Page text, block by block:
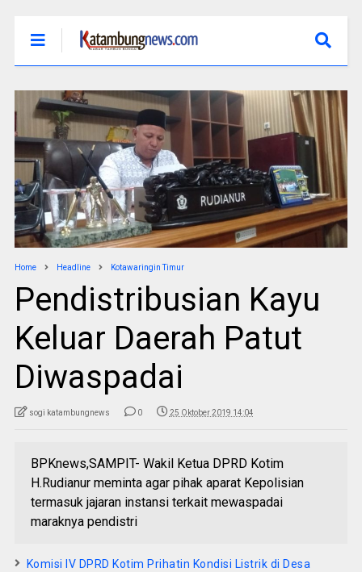
Home Headline Kotawaringin Timur
Pendistribusian Kayu
Keluar Daerah Patut
Diwaspadai
sogi katambungnews 0 25 Oktober 2019 14:04
BPKnews,SAMPIT- Wakil Ketua DPRD Kotim
H.Rudianur meminta agar pihak aparat Kepolisian
termasuk jajaran instansi terkait mewaspadai
maraknya pendistri
Komisi IV DPRD Kotim Prihatin Kondisi Listrik di Desa